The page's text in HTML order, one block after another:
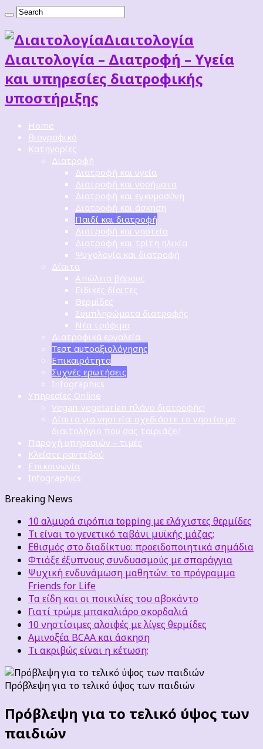
Διαιτoλογία
Διαιτολογία – Διατροφή – Υγεία
και υπηρεσίες διατροφικής
υποστήριξης
Home
Βιογραφικό
Κατηγορίες
Διατροφή
Διατροφή και υγεία
Διατροφή και νοσήματα
Διατροφή και εγκυμοσύνη
Διατροφή και άσκηση
Παιδί και διατροφή
Διατροφή και νηστεία
Διατροφή και τρίτη ηλικία
Ψυχολογία και διατροφή
Δίαιτα
Απώλεια βάρους
Ειδικές δίαιτες
Θερμίδες
Συμπληρώματα διατροφής
Νέα τρόφιμα
Διατροφικά εργαλεία
Τεστ αυτοαξιολόγησης
Επικαιρότητα
Συχνές ερωτήσεις
Infographics
Υπηρεσίες Online
Vegan-vegetarian πλάνο διατροφής!
Δίαιτα για νηστεία: σχεδιάστε το νηστίσιμο
διαιτολόγιο που σας ταιριάζει!
Παροχή υπηρεσιών – τιμές
Κλείστε ραντεβού
Επικοινωνία
Infographics
Breaking News
10 αλμυρά σιρόπια topping με ελάχιστες θερμίδες
Τι είναι το γενετικό ταβάνι μυϊκής μάζας;
Εθισμός στο διαδίκτυο: προειδοποιητικά σημάδια
Φτιάξε έξυπνους συνδυασμούς με σπαράγγια
Ψυχική ενδυνάμωση μαθητών: το πρόγραμμα
Friends for Life
Τα είδη και οι ποικιλίες του αβοκάντο
Γιατί τρώμε μπακαλιάρο σκορδαλιά
10 νηστίσιμες αλοιφές με λίγες θερμίδες
Αμινοξέα BCAA και άσκηση
Τι ακριβώς είναι η κέτωση;
Πρόβλεψη για το τελικό ύψος των παιδιών
Πρόβλεψη για το τελικό ύψος των
παιδιών